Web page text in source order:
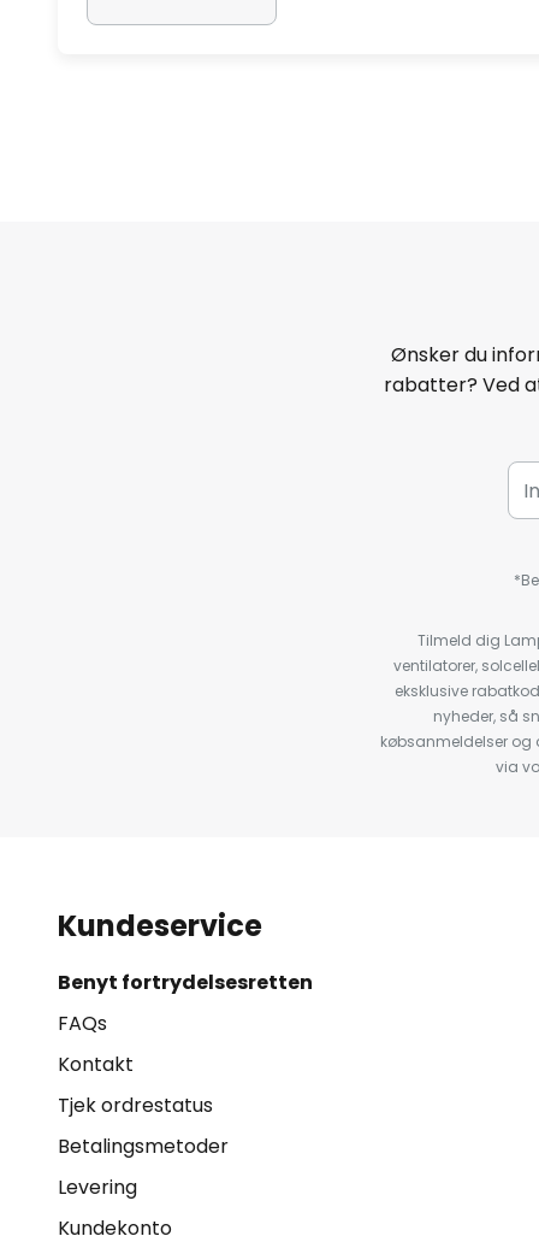
Ønsker du
rabatter? Ved
Tilmeld dig
ventilatorer,
eksklusive
nyheder, så
købsanmeldelser og
via
Kundeservice
Benyt fortrydelsesretten
FAQs
Kontakt
Tjek ordrestatus
Betalingsmetoder
Levering
Kundekonto